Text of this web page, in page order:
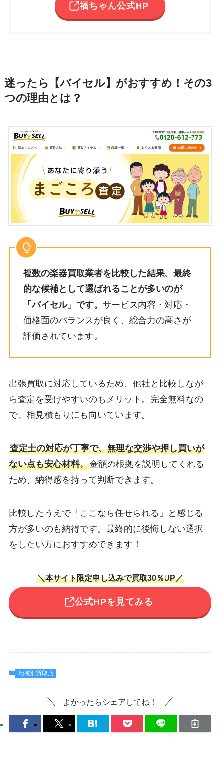
福ちゃん公式HP
迷ったら【バイセル】がおすすめ！その3
つの理由とは？
複数の楽器買取業者を比較した結果、最終
的な候補として選ばれることが多いのが
「バイセル」です。 サービス内容・対応・
価格面のバランスが良く、総合力の高さが
評価されています。
出張買取に対応しているため、他社と比較しなが
ら査定を受けやすいのもメリット。完全無料なの
で、相見積もりにも向いています。
査定士の対応が丁寧で、無理な交渉や押し買いが
ない点も安心材料。金額の根拠を説明してくれる
ため、納得感を持って判断できます。
比較したうえで「ここなら任せられる」と感じる
方が多いのも納得です。最終的に後悔しない選択
をしたい方におすすめできます！
＼本サイト限定申し込みで買取30％UP／
公式HPを見てみる
地域別買取店
よかったらシェアしてね！